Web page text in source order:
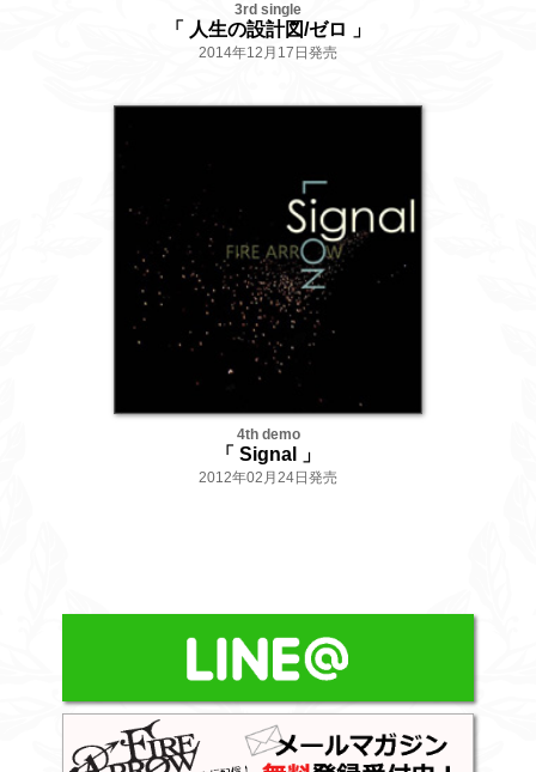
3rd single
「 人生の設計図/ゼロ 」
2014年12月17日発売
4th demo
「 Signal 」
2012年02月24日発売